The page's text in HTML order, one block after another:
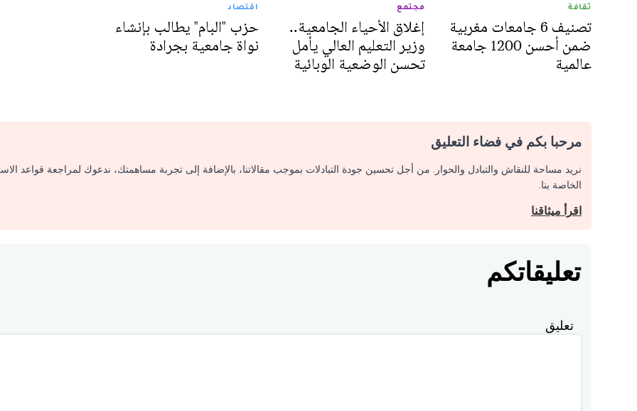
ثقافة
تصنيف 6 جامعات مغربية
ضمن أحسن 1200 جامعة
عالمية
مجتمع
إغلاق الأحياء الجامعية..
وزير التعليم العالي يأمل
تحسن الوضعية الوبائية
اقتصاد
حزب "البام" يطالب بإنشاء
نواة جامعية بجرادة
مرحبا بكم في فضاء التعليق
نريد مساحة للنقاش والتبادل والحوار. من أجل تحسين جودة التبادلات بموجب مقالاتنا، بالإضافة إلى تجربة مساهمتك، ندعوك لمراجعة قواعد
الخاصة بنا.
اقرأ ميثاقنا
تعليقاتكم
تعليق